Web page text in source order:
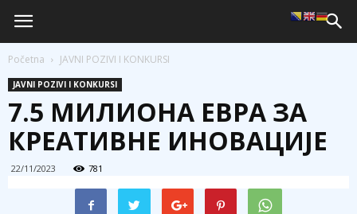
Početna JAVNI POZIVI I KONKURSI
JAVNI POZIVI I KONKURSI
7.5 МИЛИОНА ЕВРА ЗА
КРЕАТИВНЕ ИНОВАЦИЈЕ
22/11/2023 781